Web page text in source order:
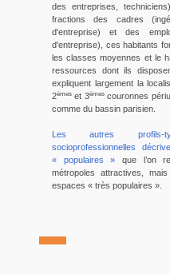
des entreprises,
fractions des cadres
d'entreprise) et des
d'entreprise), ces habitants
les classes moyennes et le
ressources dont ils
expliquent largement la
2èmes et 3èmescouronnes
comme du bassin parisien.
Les autres profils-
socioprofessionnelles
« populaires » que l’on
métropoles attractives,
espaces « très populaires ».